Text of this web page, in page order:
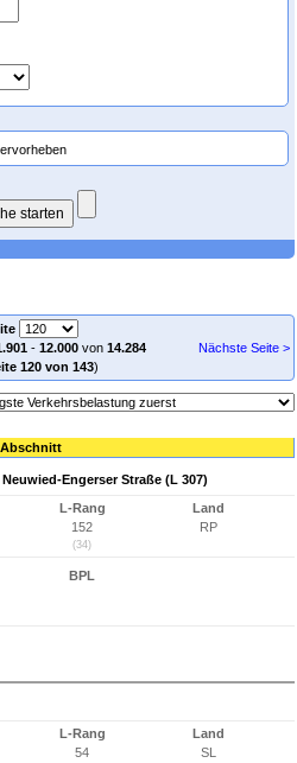
- 12.000 von 14.284
120 von 143)
Nächste Seite >
Abschnitt
Engerser Straße (L 307)
L-Rang
152
(34)
Land
RP
BPL
L-Rang
54
Land
SL